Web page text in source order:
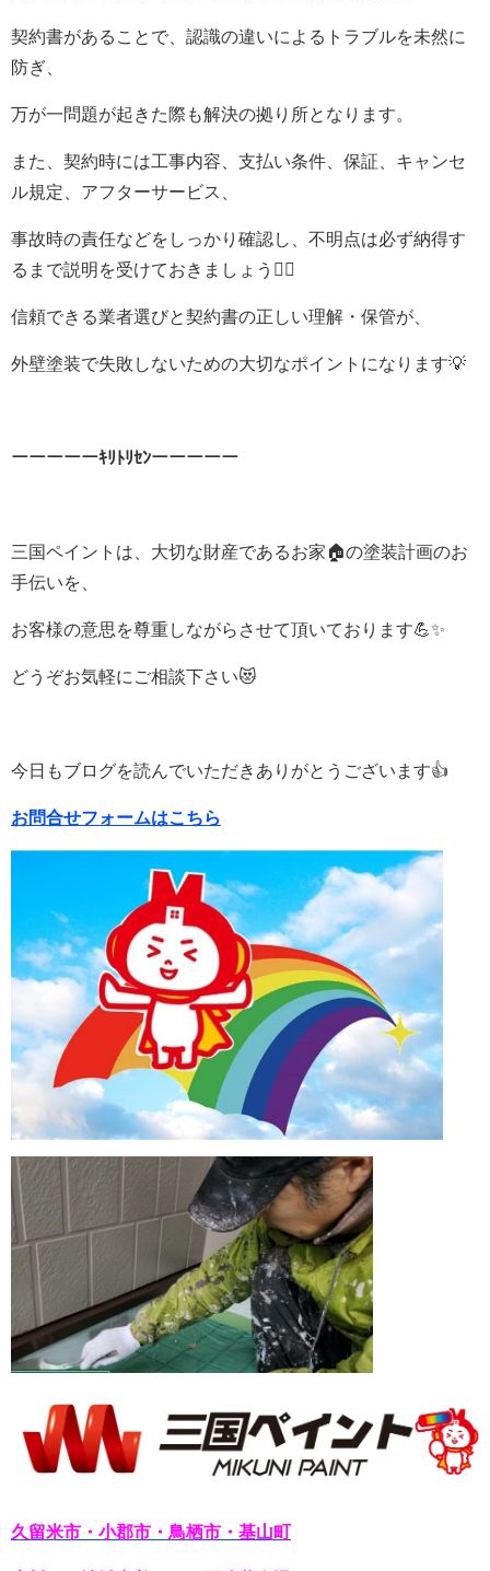
契約書があることで、認識の違いによるトラブルを未然に
防ぎ、
万が一問題が起きた際も解決の拠り所となります。
また、契約時には工事内容、支払い条件、保証、キャンセ
ル規定、アフターサービス、
事故時の責任などをしっかり確認し、不明点は必ず納得す
るまで説明を受けておきましょう☝🏻
信頼できる業者選びと契約書の正しい理解・保管が、
外壁塗装で失敗しないための大切なポイントになります💡
ーーーーーｷﾘﾄﾘｾﾝーーーーー
三国ペイントは、大切な財産であるお家🏠の塗装計画のお
手伝いを、
お客様の意思を尊重しながらさせて頂いております💪✨
どうぞお気軽にご相談下さい😻
今日もブログを読んでいただきありがとうございます👍
お問合せフォームはこちら
久留米市・小郡市・鳥栖市・基山町